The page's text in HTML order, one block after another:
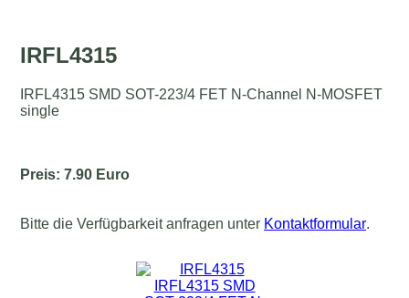
IRFL4315
IRFL4315 SMD SOT-223/4 FET N-Channel N-MOSFET
single
Preis: 7.90 Euro
Bitte die Verfügbarkeit anfragen unter Kontaktformular.